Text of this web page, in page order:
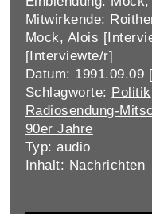
Mitwirkende:
Mock, Alois
[Interviewte/r]
Datum: 1991.09.09
Schlagworte: Politik
Radiosendung-
90er Jahre
Typ: audio
Inhalt: Nachrichten